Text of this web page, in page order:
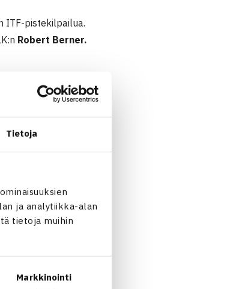
Tietoja
ja analytiikka-alan
tietoja muihin
Markkinointi
ITF-pistekilpailua.
Robert Berner.
Heimonen (villi
– Viljami
63 62